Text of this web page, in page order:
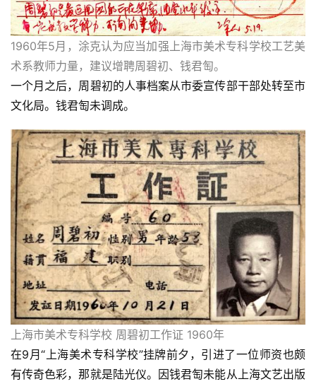
1960年5月，涂克认为应当加强上海市美术专科学校工艺美
术系教师力量，建议增聘周碧初、钱君匋。
一个月之后，周碧初的人事档案从市委宣传部干部处转至市
文化局。钱君匋未调成。
上海市美术专科学校 周碧初工作证 1960年
在9月“上海美术专科学校”挂牌前夕，引进了一位师资也颇
有传奇色彩，那就是陆光仪。因钱君匋未能从上海文艺出版